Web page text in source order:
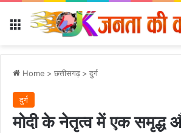
Menu
Home > छत्तीसगढ़ > दुर्ग
दुर्ग
मोदी के नेतृत्व में एक समृद्ध